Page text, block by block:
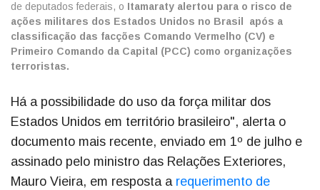
de deputados federais, o Itamaraty alertou para o risco de
ações militares dos Estados Unidos no Brasil após a
classificação das facções Comando Vermelho (CV) e
Primeiro Comando da Capital (PCC) como organizações
terroristas.
Há a possibilidade do uso da força militar dos
Estados Unidos em território brasileiro", alerta o
documento mais recente, enviado em 1º de julho e
assinado pelo ministro das Relações Exteriores,
Mauro Vieira, em resposta a requerimento de